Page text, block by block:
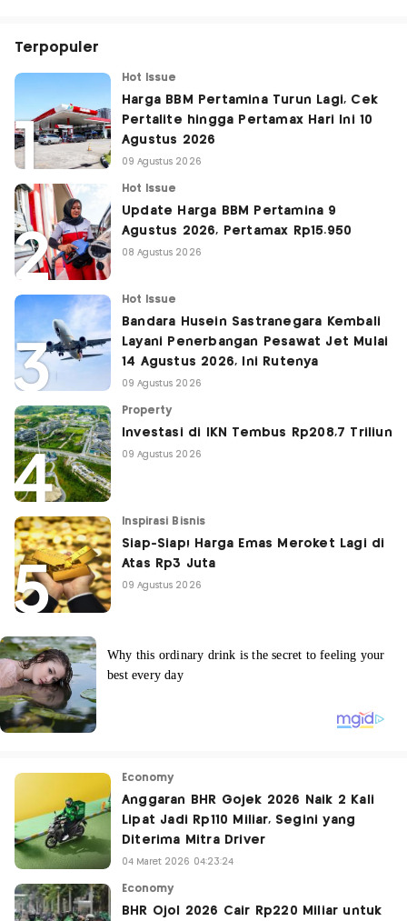
Terpopuler
Hot Issue
Harga BBM Pertamina Turun Lagi, Cek
Pertalite hingga Pertamax Hari Ini 10
Agustus 2026
09 Agustus 2026
Hot Issue
Update Harga BBM Pertamina 9
Agustus 2026, Pertamax Rp15.950
08 Agustus 2026
Hot Issue
Bandara Husein Sastranegara Kembali
Layani Penerbangan Pesawat Jet Mulai
14 Agustus 2026, Ini Rutenya
09 Agustus 2026
Property
Investasi di IKN Tembus Rp208,7 Triliun
09 Agustus 2026
Inspirasi Bisnis
Siap-Siap! Harga Emas Meroket Lagi di
Atas Rp3 Juta
09 Agustus 2026
Economy
Anggaran BHR Gojek 2026 Naik 2 Kali
Lipat Jadi Rp110 Miliar, Segini yang
Diterima Mitra Driver
04 Maret 2026 04:23:24
Economy
BHR Ojol 2026 Cair Rp220 Miliar untuk